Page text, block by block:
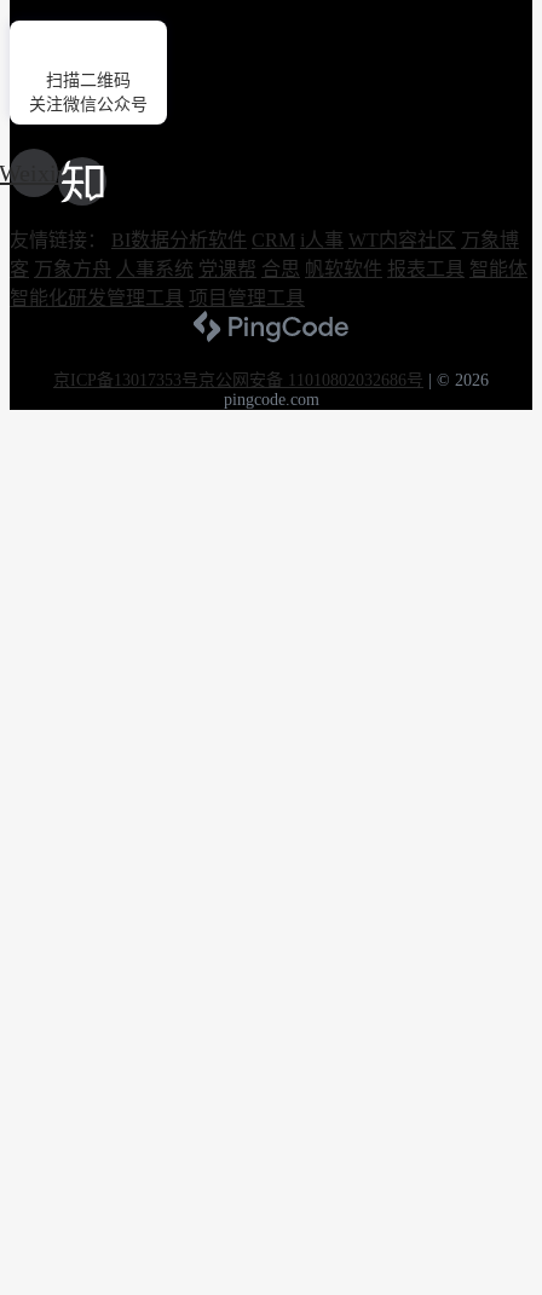
扫描二维码
关注微信公众号
Weixin
友情链接： BI数据分析软件 CRM i人事 WT内容社区 万象博
客 万象方舟 人事系统 党课帮 合思 帆软软件 报表工具 智能体
智能化研发管理工具 项目管理工具
京ICP备13017353号京公网安备 11010802032686号
© 2026
pingcode.com